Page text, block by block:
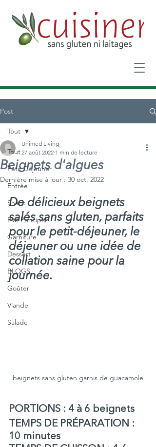
Post
Tout
Petit Déjeuner
Entrée
Snack
Plat Principal
Garniture
Dessert
BLOGS
Goûter
Viande
Salade
Tout
Beignets d'algues
Unimed Living
27 août 2022 1 min de lecture
Dernière mise à jour : 30 oct. 2022
De délicieux beignets
salés sans gluten, parfaits
pour le petit-déjeuner, le
déjeuner ou une idée de
collation saine pour la
journée.
beignets sans gluten garnis de guacamole
PORTIONS : 4 à 6 beignets
TEMPS DE PRÉPARATION :
10 minutes